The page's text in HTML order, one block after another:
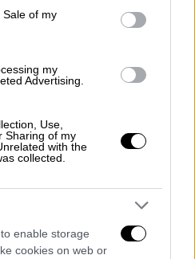
of my
my
Advertising.
Use,
Sharing of my
with the
collected.
enable storage
cookies on web or
(γραφείο βοηθού
για τα διεθνή νομικά
παρουσιάζει τις
την Πρεσβεία της
στο Κάιρο και
του υπουργείου
της Ελλάδος
Απριλίου 2025
Θαλάσσιο
στη Μεσόγειο, το
της Αιγύπτου θα
στα εξής: